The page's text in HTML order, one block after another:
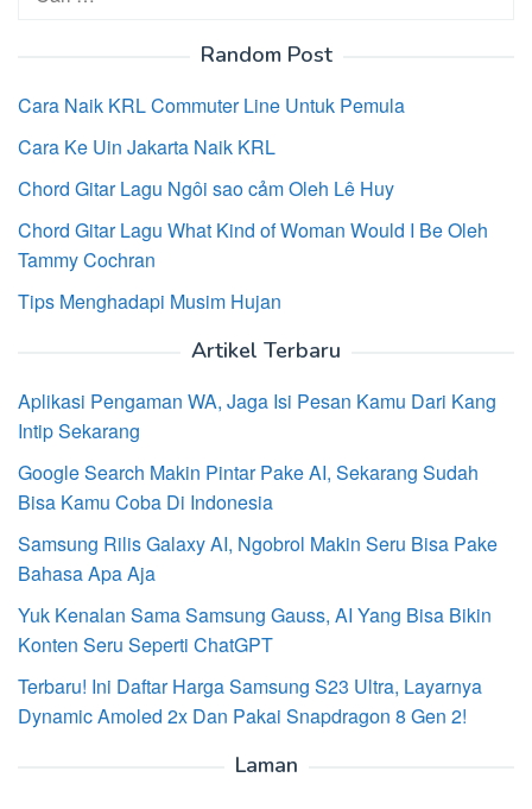
Random Post
Cara Naik KRL Commuter Line Untuk Pemula
Cara Ke Uin Jakarta Naik KRL
Chord Gitar Lagu Ngôi sao cảm Oleh Lê Huy
Chord Gitar Lagu What Kind of Woman Would I Be Oleh
Tammy Cochran
Tips Menghadapi Musim Hujan
Artikel Terbaru
Aplikasi Pengaman WA, Jaga Isi Pesan Kamu Dari Kang
Intip Sekarang
Google Search Makin Pintar Pake AI, Sekarang Sudah
Bisa Kamu Coba Di Indonesia
Samsung Rilis Galaxy AI, Ngobrol Makin Seru Bisa Pake
Bahasa Apa Aja
Yuk Kenalan Sama Samsung Gauss, AI Yang Bisa Bikin
Konten Seru Seperti ChatGPT
Terbaru! Ini Daftar Harga Samsung S23 Ultra, Layarnya
Dynamic Amoled 2x Dan Pakai Snapdragon 8 Gen 2!
Laman